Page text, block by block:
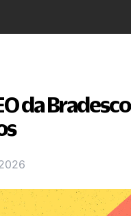
da Bradesco